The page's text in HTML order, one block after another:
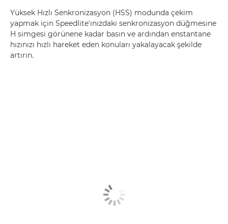
Yüksek Hızlı Senkronizasyon (HSS) modunda çekim
yapmak için Speedlite'ınızdaki senkronizasyon düğmesine
H simgesi görünene kadar basın ve ardından enstantane
hızınızı hızlı hareket eden konuları yakalayacak şekilde
artırın.